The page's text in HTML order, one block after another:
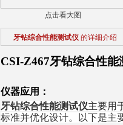
点击看大图
牙钻综合性能测试仪 的详细介绍
CSI-Z467牙钻综合性能
仪器应用：
牙钻综合性能测试仪主要用
标准并优化设计。以下是主